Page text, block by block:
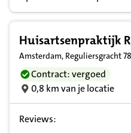
Huisartsenpraktijk
Amsterdam, Reguliersgracht
Contract: vergoed
0,8 km van je locatie
Reviews: